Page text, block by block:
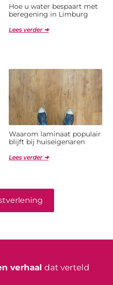
Hoe u water bespaart met
beregening in Limburg
Lees verder ➜
Waarom laminaat populair
blijft bij huiseigenaren
Lees verder ➜
verhaal dat verteld